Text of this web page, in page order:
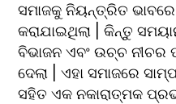
ସମାଜକୁ ନିୟନ୍ତ୍ରିତ
କରାଯାଇଥିଲା | କିନ୍ତୁ
ବିଭାଜନ ଏବଂ ଉଚ୍ଚ ନୀଚର
ଦେଲା | ଏହା ସମାଜରେ
ସହିତ ଏକ ନକାରାତ୍ମକ